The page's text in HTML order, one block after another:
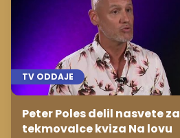
TV ODDAJE
Peter Poles delil nasvete
tekmovalce kviza Na lovu